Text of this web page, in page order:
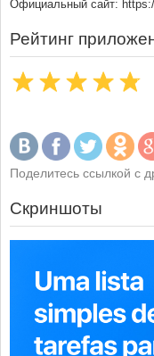
Официальный сайт:
Рейтинг
Поделитесь ссылкой с
Скриншоты